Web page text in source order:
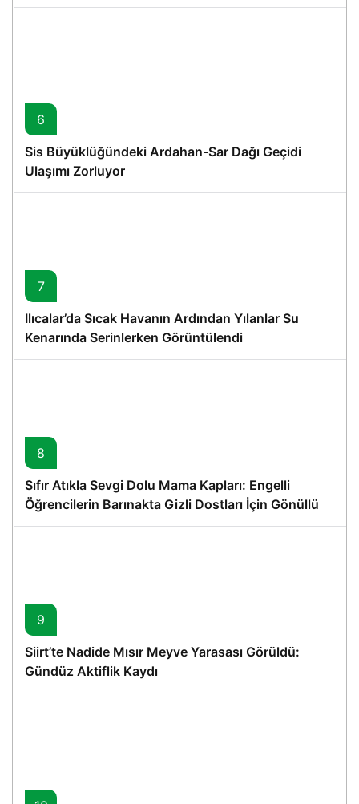
6
Sis Büyüklüğündeki Ardahan-Sar Dağı Geçidi
Ulaşımı Zorluyor
7
Ilıcalar’da Sıcak Havanın Ardından Yılanlar Su
Kenarında Serinlerken Görüntülendi
8
Sıfır Atıkla Sevgi Dolu Mama Kapları: Engelli
Öğrencilerin Barınakta Gizli Dostları İçin Gönüllü
Proje
9
Siirt’te Nadide Mısır Meyve Yarasası Görüldü:
Gündüz Aktiflik Kaydı